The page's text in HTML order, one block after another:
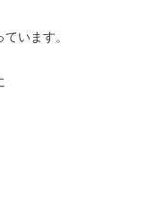
います。